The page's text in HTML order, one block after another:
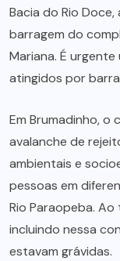
Bacia do Rio
barragem do
Mariana. É
atingidos por
Em Brumadinho, o
avalanche de
ambientais e
pessoas em
Rio Paraopeba.
incluindo nessa
estavam grávidas.